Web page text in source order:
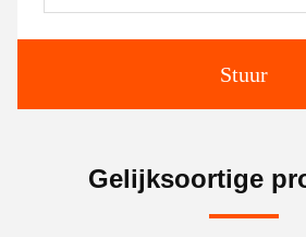
Stuur
Gelijksoortige